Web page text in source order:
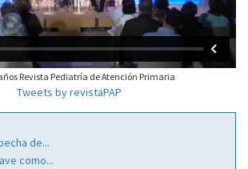
Revista Pediatría de Atención Primaria
Tweets by revistaPAP
de...
como...